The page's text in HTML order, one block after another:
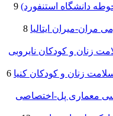
دانشگاه استنفورد) 9
مران-میران ایتالیا 8
زنان و کودکان نایروبی
زنان و کودکان کنیا 6
معماری پل-اختصاصی